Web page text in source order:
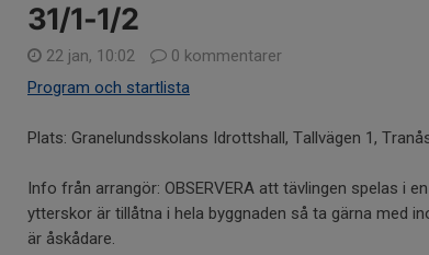
31/1-1/2
22 jan, 10:02
0 kommentarer
Program och startlista
Plats: Granelundsskolans Idrottshall, Tallvägen 1,
Info från arrangör: OBSERVERA att tävlingen spelas i
ytterskor är tillåtna i hela byggnaden så ta gärna med
är åskådare.